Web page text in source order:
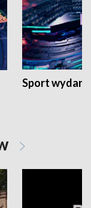
Sport